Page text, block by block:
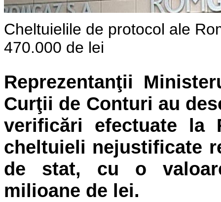
Cheltuielile de protocol ale
470.000 de lei
Reprezentanţii
Curţii de Conturi au
verificări efectuate la
cheltuieli nejustificate
de stat, cu o
milioane de lei.